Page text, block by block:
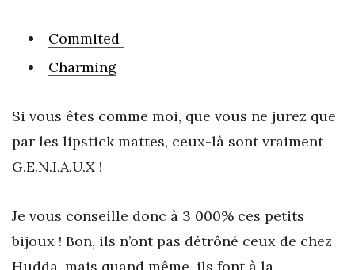
Commited
Charming
Si vous êtes comme moi, que vous ne jurez que
par les lipstick mattes, ceux-là sont vraiment
G.E.N.I.A.U.X !
Je vous conseille donc à 3 000% ces petits
bijoux ! Bon, ils n’ont pas détrôné ceux de chez